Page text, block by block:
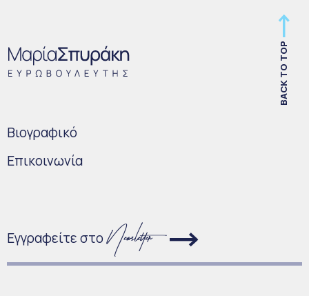
BACK TO TOP
Bιογραφικό
Επικοινωνία
Εγγραφείτε στο